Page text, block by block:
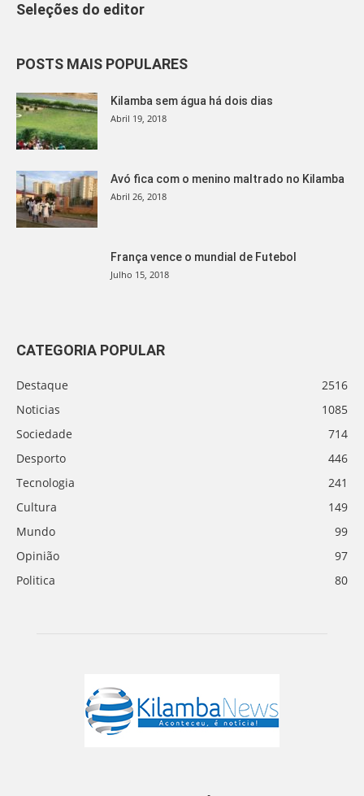
Seleções do editor
POSTS MAIS POPULARES
Kilamba sem água há dois dias
Abril 19, 2018
Avó fica com o menino maltrado no Kilamba
Abril 26, 2018
França vence o mundial de Futebol
Julho 15, 2018
CATEGORIA POPULAR
Destaque
2516
Noticias
1085
Sociedade
714
Desporto
446
Tecnologia
241
Cultura
149
Mundo
99
Opinião
97
Politica
80